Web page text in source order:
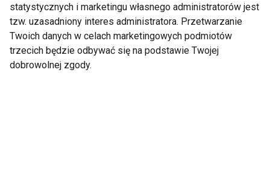
Mounjaro vs Ozempic
– różnice, skuteczność
i co wybrać?
Otyłość to choroba, a
nie brak silnej woli. Co
mówią eksperci?
statystycznych i marketingu własnego administratorów jest
tzw. uzasadniony interes administratora. Przetwarzanie
Twoich danych w celach marketingowych podmiotów
trzecich będzie odbywać się na podstawie Twojej
dobrowolnej zgody.